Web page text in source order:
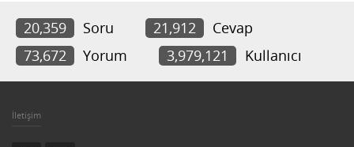
20,359 Soru 21,912
Cevap
73,672
Yorum 3,979,121 Kullanıcı
İletişim